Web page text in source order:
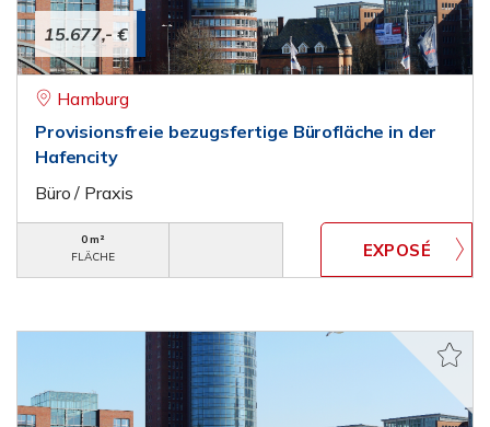
15.677,- €
Hamburg
Provisionsfreie bezugsfertige Bürofläche in der
Hafencity
Büro / Praxis
0 m²
FLÄCHE